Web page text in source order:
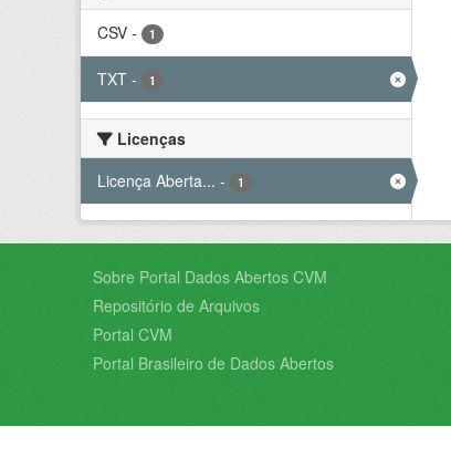
CSV - 1
TXT - 1
Licenças
Licença Aberta... - 1
Sobre Portal Dados Abertos CVM
Repositório de Arquivos
Portal CVM
Portal Brasileiro de Dados Abertos